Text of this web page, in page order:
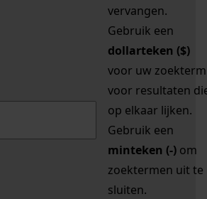
vervangen.
Gebruik een
dollarteken ($)
voor uw zoekterm
voor resultaten
op elkaar lijken.
Gebruik een
minteken (-) om
zoektermen uit te
sluiten.